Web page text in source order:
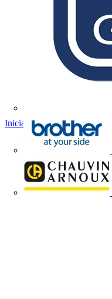
Iniciar sesiónRegistrarse